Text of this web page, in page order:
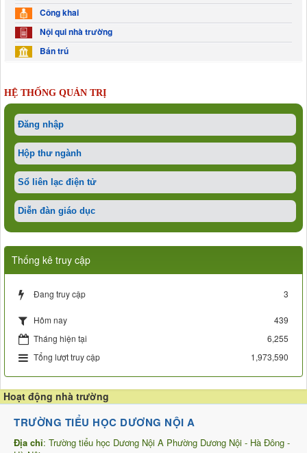
Công khai
Nội qui nhà trường
Bán trú
HỆ THỐNG QUẢN TRỊ
Đăng nhập
Hộp thư ngành
Sổ liên lạc điện tử
Diễn đàn giáo dục
Thống kê truy cập
Đang truy cập 3
Hôm nay
439
Tháng hiện tại
6,255
Tổng lượt truy cập
1,973,590
Hoạt động nhà trường
TRƯỜNG TIỂU HỌC DƯƠNG NỘI A
Địa chỉ: Trường tiểu học Dương Nội A Phường Dương Nội - Hà Đông -